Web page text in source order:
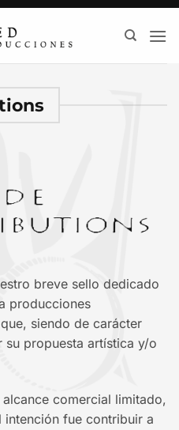
breve sello dedicado
producciones
siendo de carácter
propuesta artística y/o
comercial limitado,
fue contribuir a